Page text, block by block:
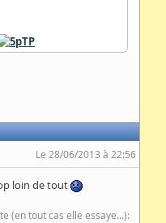
Le 28/06/2013 à 22:56
loin de tout
(en tout cas elle essaye...):